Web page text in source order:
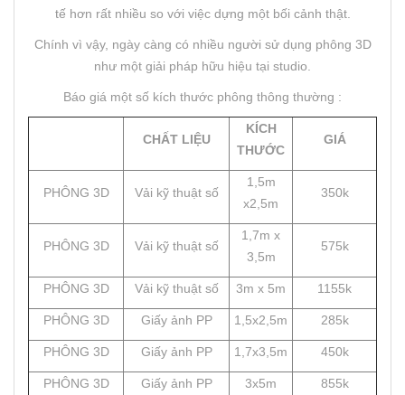
tế hơn rất nhiều so với việc dựng một bối cảnh thật.
Chính vì vậy, ngày càng có nhiều người sử dụng phông 3D
như một giải pháp hữu hiệu tại studio.
Báo giá một số kích thước phông thông thường :
CHẤT LIỆU
KÍCH
THƯỚC
GIÁ
PHÔNG 3D Vải kỹ thuật số
1,5m
x2,5m
350k
PHÔNG 3D Vải kỹ thuật số
1,7m x
3,5m
575k
PHÔNG 3D Vải kỹ thuật số 3m x 5m 1155k
PHÔNG 3D Giấy ảnh PP 1,5x2,5m 285k
PHÔNG 3D Giấy ảnh PP 1,7x3,5m 450k
PHÔNG 3D Giấy ảnh PP 3x5m 855k